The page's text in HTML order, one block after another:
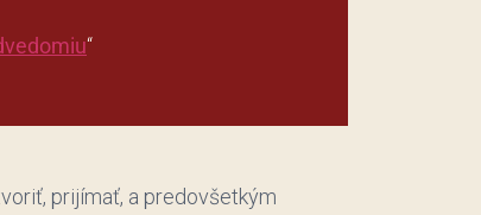
“
prijímať, a predovšetkým